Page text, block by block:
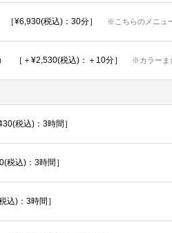
［¥6,930(税込)：30分］ ※こちらのメニュ
［＋¥2,530(税込)：＋10分］ ※カラーま
税込)：3時間］
込)：3時間］
)：3時間］